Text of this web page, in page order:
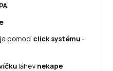
pomocí click systému -
láhev nekape